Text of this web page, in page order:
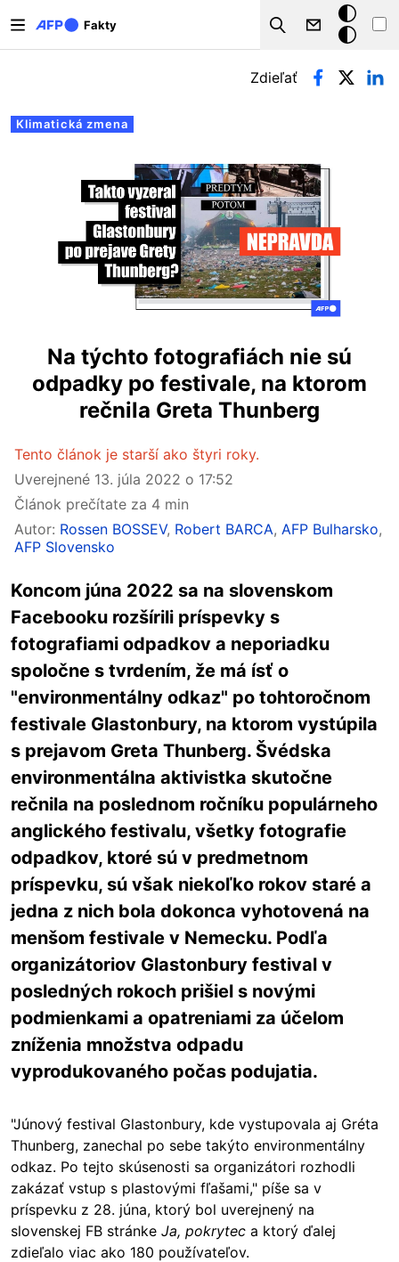
Fakty
Search
Tmavý
režim
Primárne karty
Klimatická zmena
Zdieľať
Na týchto fotografiách nie sú
odpadky po festivale, na ktorom
rečnila Greta Thunberg
Tento článok je starší ako štyri roky.
Uverejnené 13. júla 2022 o 17:52
Článok prečítate za 4 min
Autor: Rossen BOSSEV, Robert BARCA, AFP Bulharsko,
AFP Slovensko
Koncom júna 2022 sa na slovenskom
Facebooku rozšírili príspevky s
fotografiami odpadkov a neporiadku
spoločne s tvrdením, že má ísť o
"environmentálny odkaz" po tohtoročnom
festivale Glastonbury, na ktorom vystúpila
s prejavom Greta Thunberg. Švédska
environmentálna aktivistka skutočne
rečnila na poslednom ročníku populárneho
anglického festivalu, všetky fotografie
odpadkov, ktoré sú v predmetnom
príspevku, sú však niekoľko rokov staré a
jedna z nich bola dokonca vyhotovená na
menšom festivale v Nemecku. Podľa
organizátoriov Glastonbury festival v
posledných rokoch prišiel s novými
podmienkami a opatreniami za účelom
zníženia množstva odpadu
vyprodukovaného počas podujatia.
"Júnový festival Glastonbury, kde vystupovala aj Gréta
Thunberg, zanechal po sebe takýto environmentálny
odkaz. Po tejto skúsenosti sa organizátori rozhodli
zakázať vstup s plastovými fľašami," píše sa v
príspevku z 28. júna, ktorý bol uverejnený na
slovenskej FB stránke Ja, pokrytec a ktorý ďalej
zdieľalo viac ako 180 používateľov.